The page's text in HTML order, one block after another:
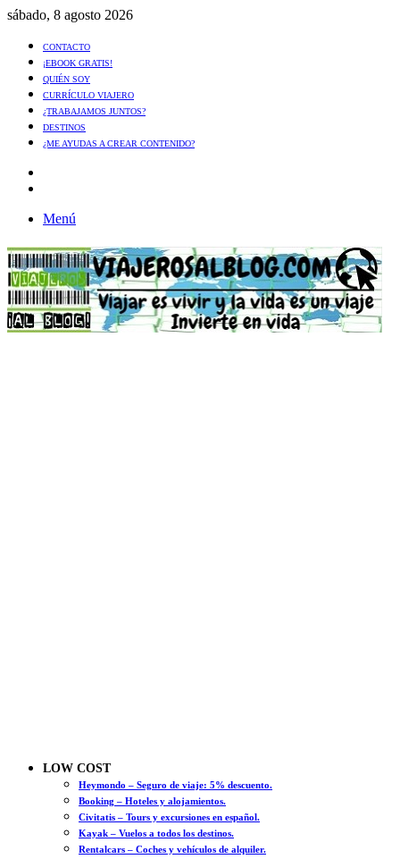
sábado, 8 agosto 2026
CONTACTO
¡EBOOK GRATIS!
QUIÉN SOY
CURRÍCULO VIAJERO
¿TRABAJAMOS JUNTOS?
DESTINOS
¿ME AYUDAS A CREAR CONTENIDO?
Menú
LOW COST
Heymondo – Seguro de viaje: 5% descuento.
Booking – Hoteles y alojamientos.
Civitatis – Tours y excursiones en español.
Kayak – Vuelos a todos los destinos.
Rentalcars – Coches y vehículos de alquiler.